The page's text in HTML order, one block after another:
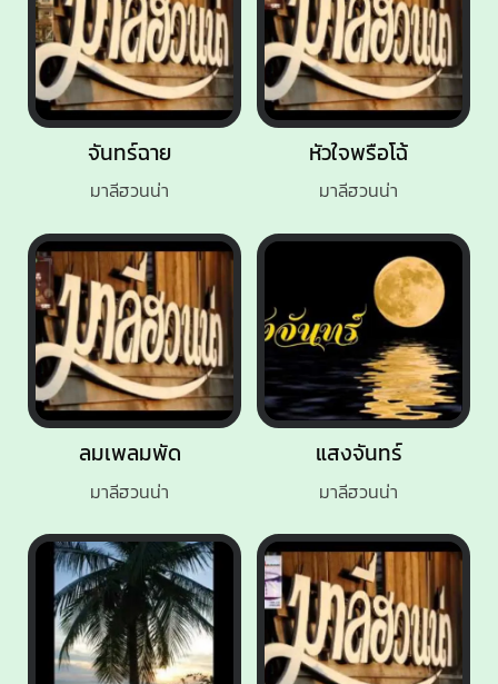
แสงจันทร์
มาลีฮวนน่า
หัวใจพรือโฉ้
มาลีฮวนน่า
ลมเพลมพัด
มาลีฮวนน่า
จันทร์ฉาย
มาลีฮวนน่า